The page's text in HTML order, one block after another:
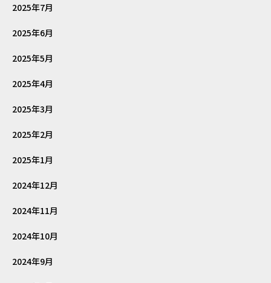
2025年7月
2025年6月
2025年5月
2025年4月
2025年3月
2025年2月
2025年1月
2024年12月
2024年11月
2024年10月
2024年9月